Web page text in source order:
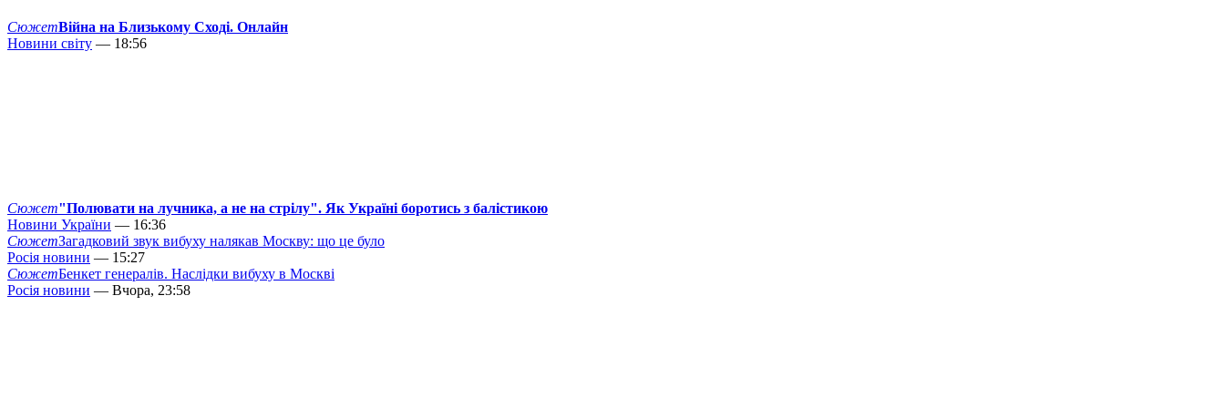
СюжетВійна на Близькому Сході. Онлайн
Новини світу — 18:56
Сюжет"Полювати на лучника, а не на стрілу". Як Україні боротись з балістикою
Новини України — 16:36
СюжетЗагадковий звук вибуху налякав Москву: що це було
Росія новини — 15:27
СюжетБенкет генералів. Наслідки вибуху в Москві
Росія новини — Вчора, 23:58